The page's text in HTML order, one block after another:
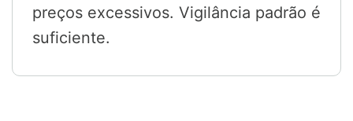
preços excessivos. Vigilância padrão é
suficiente.